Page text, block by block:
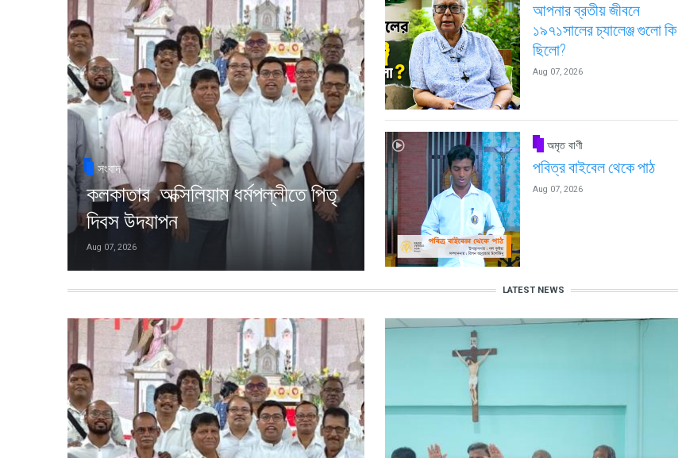
সংবাদ
কলকাতার অক্সিলিয়াম ধর্মপল্লীতে পিতৃ
দিবস উদযাপন
Aug 07, 2026
আপনার ব্রতীয় জীবনে
১৯৭১সালের চ্যালেঞ্জ গুলো কি
ছিলো?
Aug 07, 2026
অমৃত বাণী
পবিত্র বাইবেল থেকে পাঠ
Aug 07, 2026
LATEST NEWS